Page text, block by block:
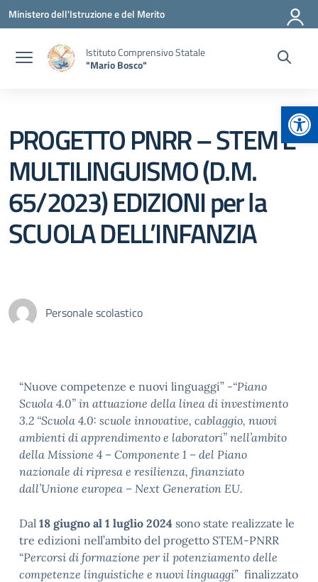
Vai ai contenuti
Vai al menu di navigazione
Vai al footer
Ministero dell'Istruzione e del Merito
Istituto Comprensivo Statale
"Mario Bosco"
PROGETTO PNRR – STEM E
MULTILINGUISMO (D.M.
65/2023) EDIZIONI per la
SCUOLA DELL’INFANZIA
Personale scolastico
“Nuove competenze e nuovi linguaggi” -“Piano
Scuola 4.0” in attuazione della linea di investimento
3.2 “Scuola 4.0: scuole innovative, cablaggio, nuovi
ambienti di apprendimento e laboratori” nell’ambito
della Missione 4 – Componente 1 – del Piano
nazionale di ripresa e resilienza, finanziato
dall’Unione europea – Next Generation EU.
Dal 18 giugno al 1 luglio 2024 sono state realizzate le
tre edizioni nell’ambito del progetto STEM-PNRR
“Percorsi di formazione per il potenziamento delle
competenze linguistiche e nuovi linguaggi” finalizzato